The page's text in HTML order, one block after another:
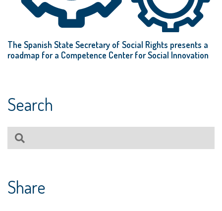
The Spanish State Secretary of Social Rights presents a
roadmap for a Competence Center for Social Innovation
Search
Share